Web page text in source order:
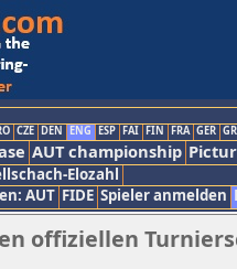
CZE DEN ENG ESP FAI FIN FRA GER
AUT championship
Elozahl
AUT FIDE Spieler anmelden
offiziellen